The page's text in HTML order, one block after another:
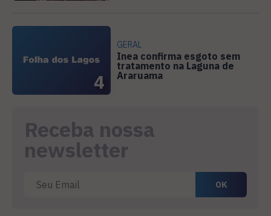
4
GERAL
Inea confirma esgoto sem
tratamento na Laguna de
Araruama
Receba nossa
newsletter